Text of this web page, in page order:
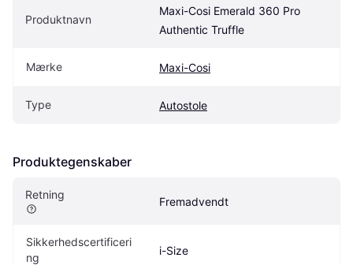
Produktnavn
Maxi-Cosi Emerald 360 Pro
Authentic Truffle
Mærke Maxi-Cosi
Type Autostole
Produktegenskaber
Retning
Fremadvendt
Sikkerhedscertificeri
ng
i-Size